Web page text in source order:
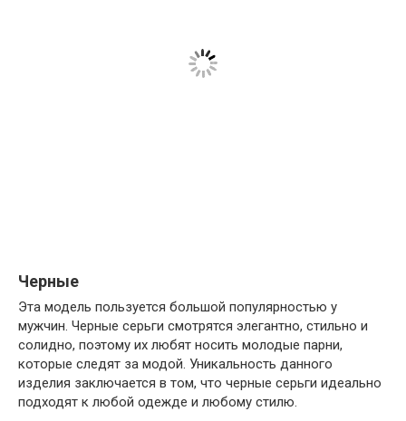
Черные
Эта модель пользуется большой популярностью у
мужчин. Черные серьги смотрятся элегантно, стильно и
солидно, поэтому их любят носить молодые парни,
которые следят за модой. Уникальность данного
изделия заключается в том, что черные серьги идеально
подходят к любой одежде и любому стилю.